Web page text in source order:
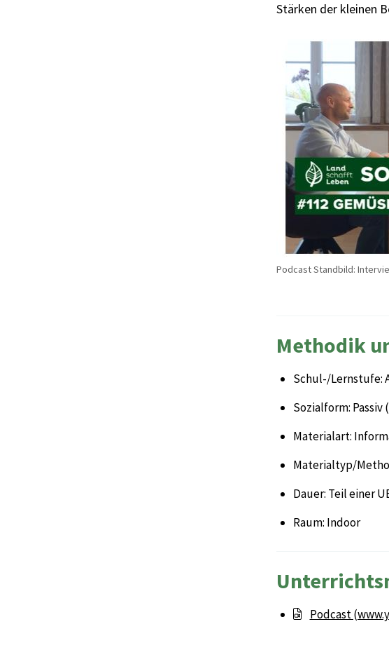
Stärken der kleinen
Podcast Standbild:
Methodik
Schul-/Lernstufe:
Sozialform:
Materialart:
Materialtyp/
Dauer: Teil einer
Raum: Indoor
Podcast